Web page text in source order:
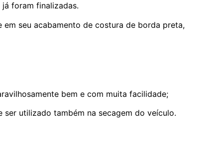
foram finalizadas.
seu acabamento de costura de borda preta,
bem e com muita facilidade;
utilizado também na secagem do veículo.